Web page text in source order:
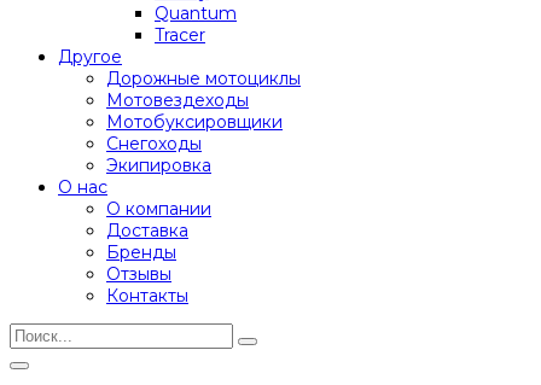
Quantum
Tracer
Другое
Дорожные мотоциклы
Мотовездеходы
Мотобуксировщики
Снегоходы
Экипировка
О нас
О компании
Доставка
Бренды
Отзывы
Контакты